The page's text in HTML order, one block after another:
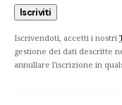
Iscrivendoti, accetti i nostri
gestione dei dati descritte
annullare l'iscrizione in